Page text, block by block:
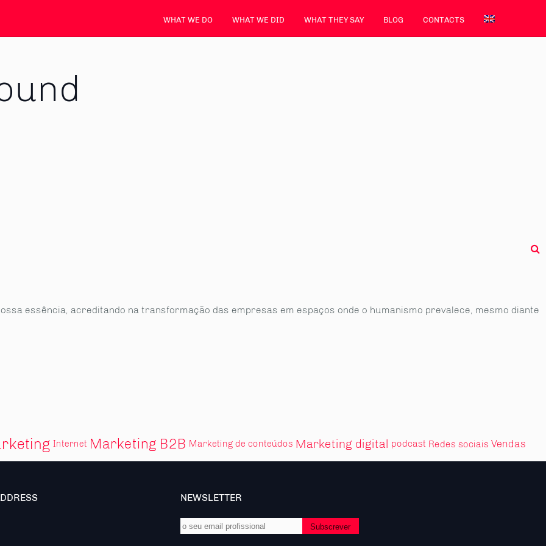
WHAT WE DO WHAT WE DID WHAT THEY SAY BLOG CONTACTS
essência, acreditando na transformação das empresas em espaços onde o humanismo prevalece, mesmo diante
Internet Marketing B2B Marketing de conteúdos Marketing digital podcast Redes sociais Vendas
NEWSLETTER